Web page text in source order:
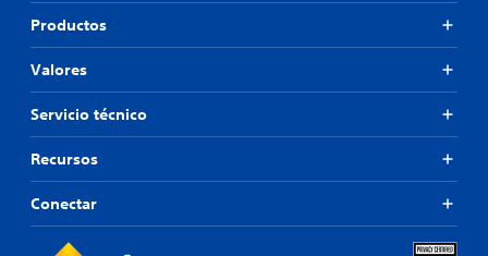
Productos
Valores
Servicio técnico
Recursos
Conectar